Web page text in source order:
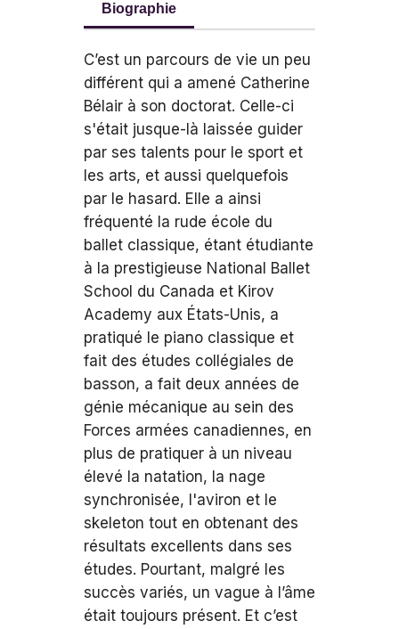
Biographie
C’est un parcours de vie un peu
différent qui a amené Catherine
Bélair à son doctorat. Celle-ci
s'était jusque-là laissée guider
par ses talents pour le sport et
les arts, et aussi quelquefois
par le hasard. Elle a ainsi
fréquenté la rude école du
ballet classique, étant étudiante
à la prestigieuse National Ballet
School du Canada et Kirov
Academy aux États-Unis, a
pratiqué le piano classique et
fait des études collégiales de
basson, a fait deux années de
génie mécanique au sein des
Forces armées canadiennes, en
plus de pratiquer à un niveau
élevé la natation, la nage
synchronisée, l'aviron et le
skeleton tout en obtenant des
résultats excellents dans ses
études. Pourtant, malgré les
succès variés, un vague à l’âme
était toujours présent. Et c’est